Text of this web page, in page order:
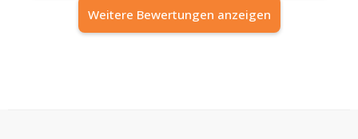
Weitere Bewertungen anzeigen